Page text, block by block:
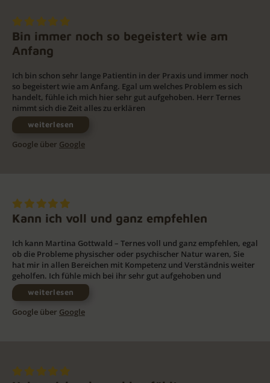
Bin immer noch so begeistert wie am
Anfang
Ich bin schon sehr lange Patientin in der Praxis und immer noch
so begeistert wie am Anfang. Egal um welches Problem es sich
handelt, fühle ich mich hier sehr gut aufgehoben. Herr Ternes
nimmt sich die Zeit alles zu erklären
weiterlesen
Google über Google
Kann ich voll und ganz empfehlen
Ich kann Martina Gottwald – Ternes voll und ganz empfehlen, egal
ob die Probleme physischer oder psychischer Natur waren, Sie
hat mir in allen Bereichen mit Kompetenz und Verständnis weiter
geholfen. Ich fühle mich bei ihr sehr gut aufgehoben und
weiterlesen
Google über Google